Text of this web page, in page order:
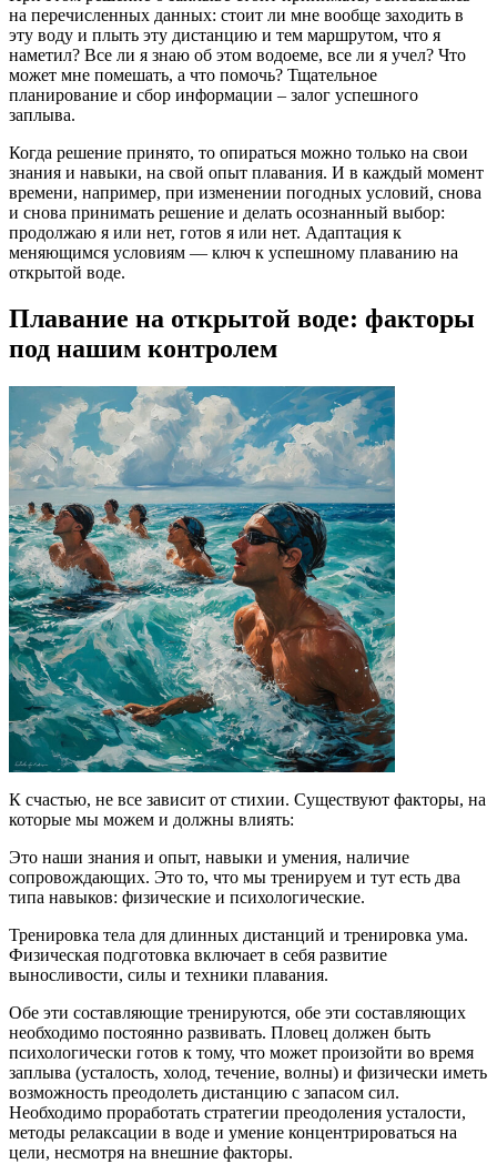
на перечисленных данных: стоит ли мне вообще заходить в
эту воду и плыть эту дистанцию и тем маршрутом, что я
наметил? Все ли я знаю об этом водоеме, все ли я учел? Что
может мне помешать, а что помочь? Тщательное
планирование и сбор информации – залог успешного
заплыва.
Когда решение принято, то опираться можно только на свои
знания и навыки, на свой опыт плавания. И в каждый момент
времени, например, при изменении погодных условий, снова
и снова принимать решение и делать осознанный выбор:
продолжаю я или нет, готов я или нет. Адаптация к
меняющимся условиям — ключ к успешному плаванию на
открытой воде.
Плавание на открытой воде: факторы
под нашим контролем
К счастью, не все зависит от стихии. Существуют факторы, на
которые мы можем и должны влиять:
Это наши знания и опыт, навыки и умения, наличие
сопровождающих. Это то, что мы тренируем и тут есть два
типа навыков: физические и психологические.
Тренировка тела для длинных дистанций и тренировка ума.
Физическая подготовка включает в себя развитие
выносливости, силы и техники плавания.
Обе эти составляющие тренируются, обе эти составляющих
необходимо постоянно развивать. Пловец должен быть
психологически готов к тому, что может произойти во время
заплыва (усталость, холод, течение, волны) и физически иметь
возможность преодолеть дистанцию с запасом сил.
Необходимо проработать стратегии преодоления усталости,
методы релаксации в воде и умение концентрироваться на
цели, несмотря на внешние факторы.